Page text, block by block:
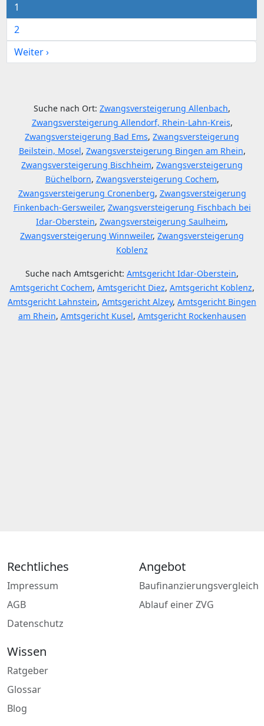
1
2
Weiter ›
Suche nach Ort: Zwangsversteigerung Allenbach,
Zwangsversteigerung Allendorf, Rhein-Lahn-Kreis,
Zwangsversteigerung Bad Ems, Zwangsversteigerung
Beilstein, Mosel, Zwangsversteigerung Bingen am Rhein,
Zwangsversteigerung Bischheim, Zwangsversteigerung
Büchelborn, Zwangsversteigerung Cochem,
Zwangsversteigerung Cronenberg, Zwangsversteigerung
Finkenbach-Gersweiler, Zwangsversteigerung Fischbach bei
Idar-Oberstein, Zwangsversteigerung Saulheim,
Zwangsversteigerung Winnweiler, Zwangsversteigerung
Koblenz
Suche nach Amtsgericht: Amtsgericht Idar-Oberstein,
Amtsgericht Cochem, Amtsgericht Diez, Amtsgericht Koblenz,
Amtsgericht Lahnstein, Amtsgericht Alzey, Amtsgericht Bingen
am Rhein, Amtsgericht Kusel, Amtsgericht Rockenhausen
Rechtliches
Impressum
AGB
Datenschutz
Angebot
Baufinanzierungsvergleich
Ablauf einer ZVG
Wissen
Ratgeber
Glossar
Blog